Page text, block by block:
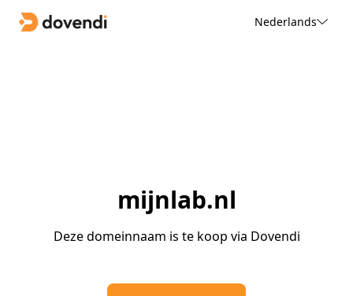
Nederlands
mijnlab.nl
Deze domeinnaam is te koop via Dovendi